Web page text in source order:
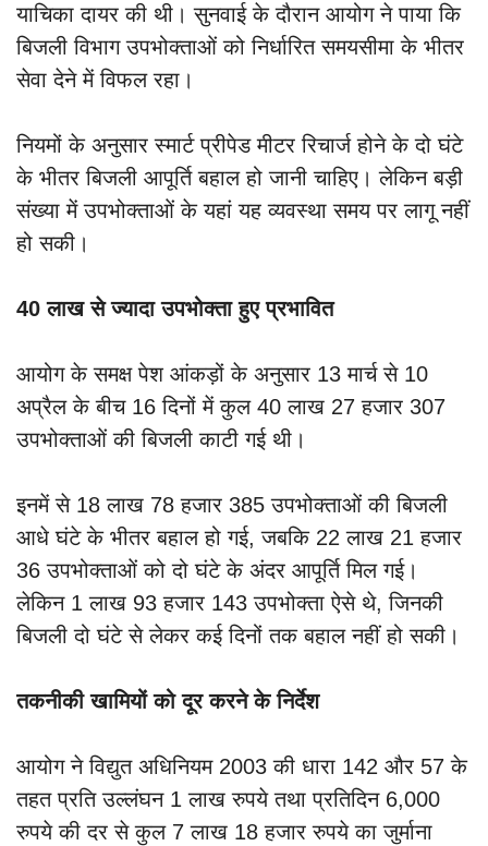
याचिका दायर की थी। सुनवाई के दौरान आयोग ने पाया कि
बिजली विभाग उपभोक्ताओं को निर्धारित समयसीमा के भीतर
सेवा देने में विफल रहा।
नियमों के अनुसार स्मार्ट प्रीपेड मीटर रिचार्ज होने के दो घंटे
के भीतर बिजली आपूर्ति बहाल हो जानी चाहिए। लेकिन बड़ी
संख्या में उपभोक्ताओं के यहां यह व्यवस्था समय पर लागू नहीं
हो सकी।
40 लाख से ज्यादा उपभोक्ता हुए प्रभावित
आयोग के समक्ष पेश आंकड़ों के अनुसार 13 मार्च से 10
अप्रैल के बीच 16 दिनों में कुल 40 लाख 27 हजार 307
उपभोक्ताओं की बिजली काटी गई थी।
इनमें से 18 लाख 78 हजार 385 उपभोक्ताओं की बिजली
आधे घंटे के भीतर बहाल हो गई, जबकि 22 लाख 21 हजार
36 उपभोक्ताओं को दो घंटे के अंदर आपूर्ति मिल गई।
लेकिन 1 लाख 93 हजार 143 उपभोक्ता ऐसे थे, जिनकी
बिजली दो घंटे से लेकर कई दिनों तक बहाल नहीं हो सकी।
तकनीकी खामियों को दूर करने के निर्देश
आयोग ने विद्युत अधिनियम 2003 की धारा 142 और 57 के
तहत प्रति उल्लंघन 1 लाख रुपये तथा प्रतिदिन 6,000
रुपये की दर से कुल 7 लाख 18 हजार रुपये का जुर्माना